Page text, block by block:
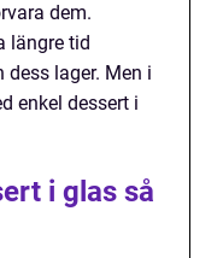
dem.
längre tid
dess lager. Men i
enkel dessert i
i glas så